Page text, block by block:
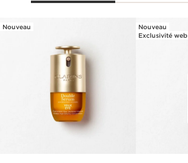
Nouveau
Nouveau
Exclusivité web